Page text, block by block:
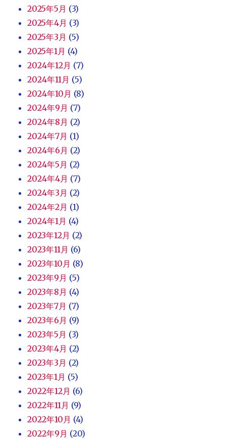
2025年5月 (3)
2025年4月 (3)
2025年3月 (5)
2025年1月 (4)
2024年12月 (7)
2024年11月 (5)
2024年10月 (8)
2024年9月 (7)
2024年8月 (2)
2024年7月 (1)
2024年6月 (2)
2024年5月 (2)
2024年4月 (7)
2024年3月 (2)
2024年2月 (1)
2024年1月 (4)
2023年12月 (2)
2023年11月 (6)
2023年10月 (8)
2023年9月 (5)
2023年8月 (4)
2023年7月 (7)
2023年6月 (9)
2023年5月 (3)
2023年4月 (2)
2023年3月 (2)
2023年1月 (5)
2022年12月 (6)
2022年11月 (9)
2022年10月 (4)
2022年9月 (20)